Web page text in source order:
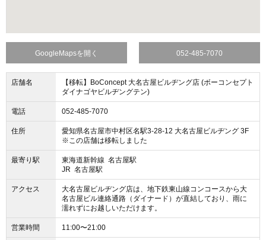
GoogleMapsを開く 052-485-7070
店舗名
【移転】BoConcept 大名古屋ビルヂング店 (ボーコンセプト
ダイナゴヤビルヂングテン)
電話 052-485-7070
住所
愛知県名古屋市中村区名駅3-28-12 大名古屋ビルヂング 3F
※この店舗は移転しました
最寄り駅
東海道新幹線 名古屋駅
JR 名古屋駅
アクセス
大名古屋ビルヂング店は、地下鉄東山線コンコースから大
名古屋ビル連絡通路（ダイナード）が直結しており、雨に
濡れずにお越しいただけます。
営業時間 11:00〜21:00